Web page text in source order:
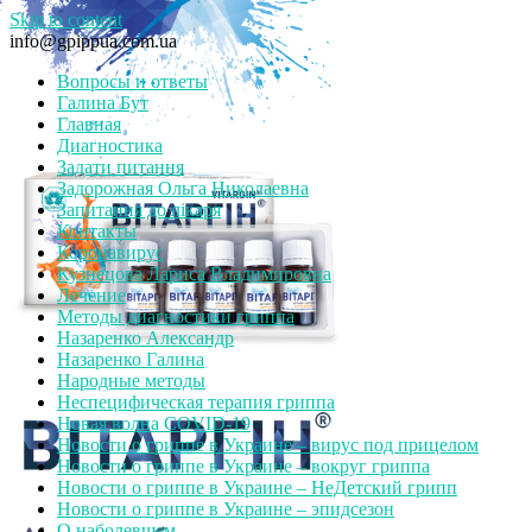
Skip to content
info@gpippua.com.ua
Вопросы и ответы
Галина Бут
Главная
Диагностика
Задати питання
Задорожная Ольга Николаевна
Запитання до лікаря
Контакты
Коронавирус
Кузнецова Лариса Владимировна
Лечение
Методы диагностики гриппа
Назаренко Александр
Назаренко Галина
Народные методы
Неспецифическая терапия гриппа
Новая волна COVID-19
Новости о гриппе в Украине – вирус под прицелом
Новости о гриппе в Украине – вокруг гриппа
Новости о гриппе в Украине – НеДетский грипп
Новости о гриппе в Украине – эпидсезон